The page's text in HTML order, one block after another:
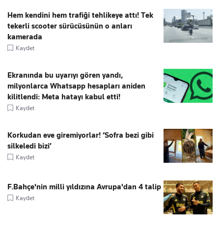
Hem kendini hem trafiği tehlikeye attı! Tek
tekerli scooter sürücüsünün o anları
kamerada
Kaydet
Ekranında bu uyarıyı gören yandı,
milyonlarca Whatsapp hesapları aniden
kilitlendi: Meta hatayı kabul etti!
Kaydet
Korkudan eve giremiyorlar! ‘Sofra bezi gibi
silkeledi bizi’
Kaydet
F.Bahçe'nin milli yıldızına Avrupa'dan 4 talip
Kaydet